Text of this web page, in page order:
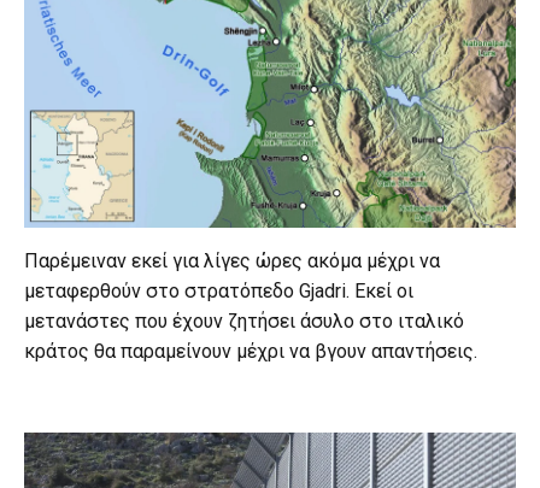
Παρέμειναν εκεί για λίγες ώρες ακόμα μέχρι να
μεταφερθούν στο στρατόπεδο Gjadri. Εκεί οι
μετανάστες που έχουν ζητήσει άσυλο στο ιταλικό
κράτος θα παραμείνουν μέχρι να βγουν απαντήσεις.